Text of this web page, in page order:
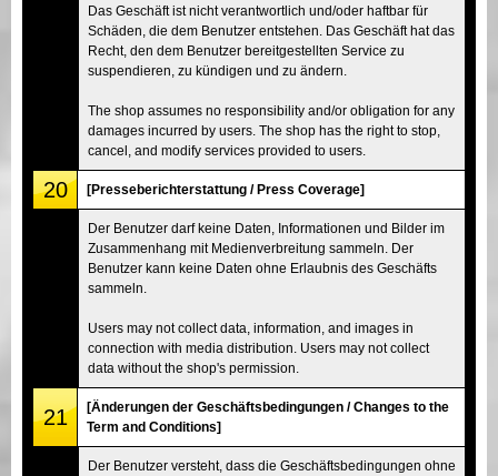
Das Geschäft ist nicht verantwortlich und/oder haftbar für
Schäden, die dem Benutzer entstehen. Das Geschäft hat das
Recht, den dem Benutzer bereitgestellten Service zu
suspendieren, zu kündigen und zu ändern.
The shop assumes no responsibility and/or obligation for any
damages incurred by users. The shop has the right to stop,
cancel, and modify services provided to users.
20 [Presseberichterstattung / Press Coverage]
Der Benutzer darf keine Daten, Informationen und Bilder im
Zusammenhang mit Medienverbreitung sammeln. Der
Benutzer kann keine Daten ohne Erlaubnis des Geschäfts
sammeln.
Users may not collect data, information, and images in
connection with media distribution. Users may not collect
data without the shop's permission.
21
[Änderungen der Geschäftsbedingungen / Changes to the
Term and Conditions]
Der Benutzer versteht, dass die Geschäftsbedingungen ohne